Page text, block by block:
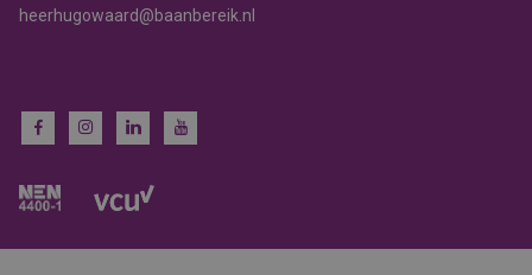
heerhugowaard@baanbereik.nl